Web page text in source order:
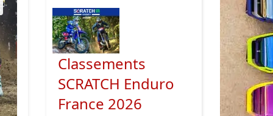
Classements
SCRATCH Enduro
France 2026